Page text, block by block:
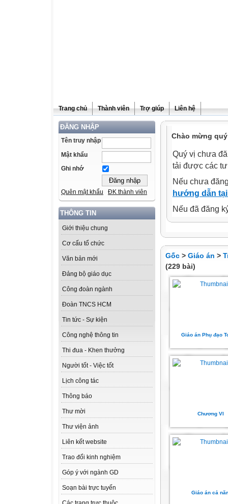
Trang chủ Thành viên Trợ giúp Liên hệ
ĐĂNG NHẬP
Tên truy nhập
Mật khẩu
Ghi nhớ
Quên mật khẩu ĐK thành viên
THÔNG TIN
Giới thiệu chung
Cơ cấu tổ chức
Văn bản mới
Đảng bộ giáo dục
Công đoàn ngành
Đoàn TNCS HCM
Tin tức - Sự kiện
Công nghệ thông tin
Thi đua - Khen thưởng
Người tốt - Việc tốt
Lịch công tác
Thông báo
Thư mời
Thư viện ảnh
Liên kết website
Trao đổi kinh nghiệm
Góp ý với ngành GD
Soạn bài trực tuyến
Chào mừng
Quý vị chưa
tải được các
Nếu chưa
hướng dẫn
Nếu đã đăng
Gốc > Giáo án >
(229 bài)
Giáo án Phụ đạo
Chương VI
Giáo án cả